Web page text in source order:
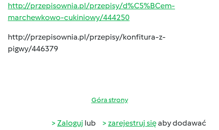
http://przepisownia.pl/przepisy/d%C5%BCem-
marchewkowo-cukiniowy/444250
http://przepisownia.pl/przepisy/konfitura-z-
pigwy/446379
Góra strony
Zaloguj lub zarejestruj sięaby dodawać